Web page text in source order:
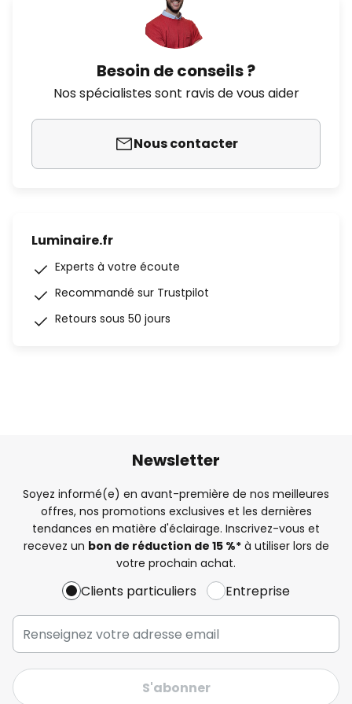
Besoin de conseils ?
Nos spécialistes sont ravis de vous aider
Nous contacter
Luminaire.fr
Experts à votre écoute
Recommandé sur Trustpilot
Retours sous 50 jours
Newsletter
Soyez informé(e) en avant-première de nos meilleures
offres, nos promotions exclusives et les dernières
tendances en matière d'éclairage. Inscrivez-vous et
recevez un bon de réduction de 15 %*à utiliser lors de
votre prochain achat.
Clients particuliers Entreprise
S'abonner